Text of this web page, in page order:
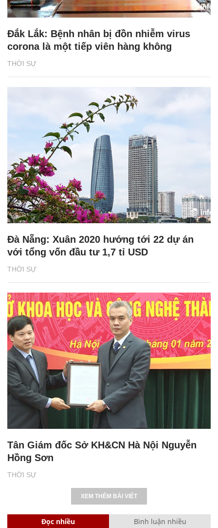
THỜI SỰ
Đắk Lắk: Bệnh nhân bị đồn nhiễm virus
corona là một tiếp viên hàng không
THỜI SỰ
Đà Nẵng: Xuân 2020 hướng tới 22 dự án
với tổng vốn đầu tư 1,7 tỉ USD
THỜI SỰ
Tân Giám đốc Sở KH&CN Hà Nội Nguyễn
Hồng Sơn
XEM THÊM BÀI VIẾT
Đọc nhiều Bình luận nhiều